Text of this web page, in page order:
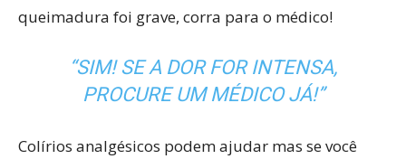
queimadura foi grave, corra para o médico!
“SIM! SE A DOR FOR INTENSA,
PROCURE UM MÉDICO JÁ!”
Colírios analgésicos podem ajudar mas se você